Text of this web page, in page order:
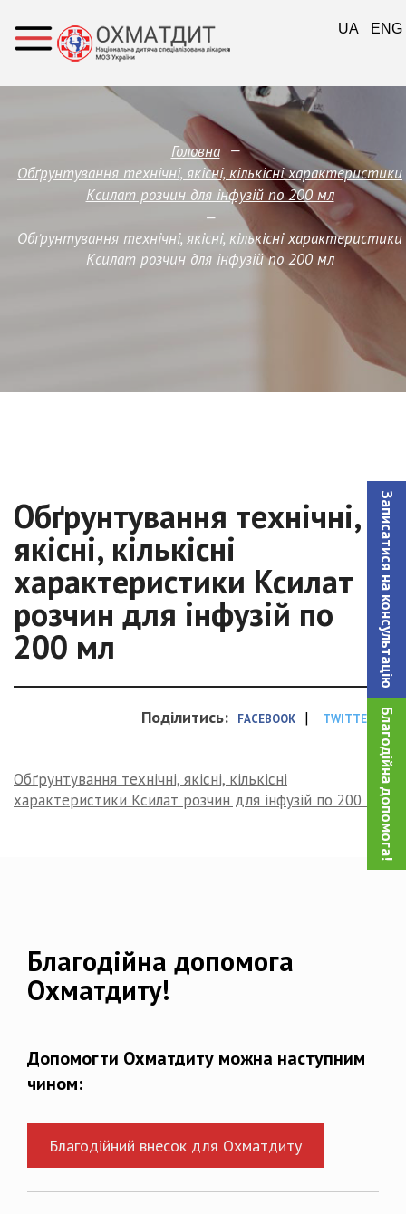
Записатися на консультацiю
Благодійна допомога!
Головна —
Обґрунтування технічні, якісні, кількісні характеристики
Ксилат розчин для інфузій по 200 мл
—
Обґрунтування технічні, якісні, кількісні характеристики
Ксилат розчин для інфузій по 200 мл
Обґрунтування технічні,
якісні, кількісні
характеристики Ксилат
розчин для інфузій по
200 мл
Поділитись: FACEBOOK | TWITTER
Обґрунтування технічні, якісні, кількісні
характеристики Ксилат розчин для інфузій по 200 мл
Благодійна допомога
Охматдиту!
Допомогти Охматдиту можна наступним
чином:
Благодійний внесок для Охматдиту
UA ENG